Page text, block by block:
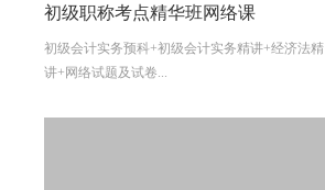
初级职称考点精华班网络课
初级会计实务预科+初级会计实务精讲+经济法精
讲+网络试题及试卷...